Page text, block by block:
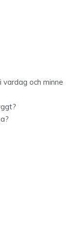
och minne